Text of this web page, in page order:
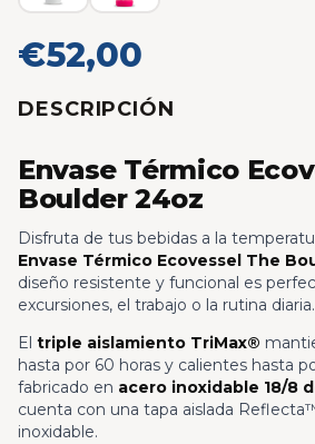
€52,00
DESCRIPCIÓN
Envase Térmico
Boulder 24oz
Disfruta de tus bebidas a la
Envase Térmico Ecovessel The
diseño resistente y funcional es
excursiones, el trabajo o la rutina diaria.
El triple aislamiento TriMax®
hasta por 60 horas y calientes hasta
fabricado en acero inoxidable 18/8
cuenta con una tapa aislada
inoxidable.